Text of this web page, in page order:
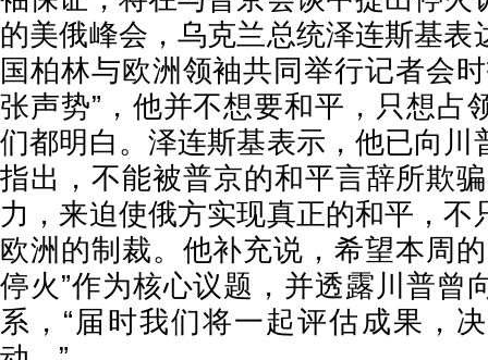
的美俄峰会，乌克兰总统泽连斯基表
国柏林与欧洲领袖共同举行记者会
张声势”，他并不想要和平，只想占
们都明白。泽连斯基表示，他已向川
指出，不能被普京的和平言辞所欺
力，来迫使俄方实现真正的和平，不
欧洲的制裁。他补充说，希望本周
停火”作为核心议题，并透露川普曾
系，“届时我们将一起评估成果，